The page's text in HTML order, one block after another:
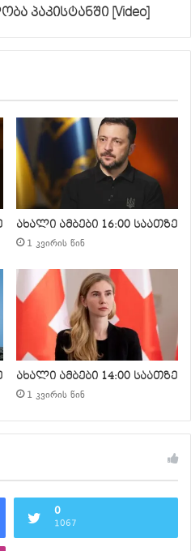
პაკისტანში [Video]
ახალი ამბები 16:00 საათზე
1 კვირის წინ
ახალი ამბები 14:00 საათზე
1 კვირის წინ
0
1067